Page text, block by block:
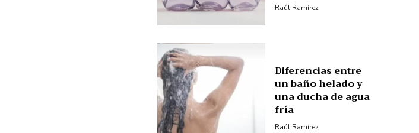
Raúl Ramírez
Diferencias entre
un baño helado y
una ducha de agua
fría
Raúl Ramírez